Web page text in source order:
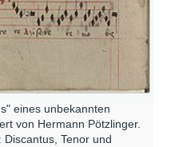
eines unbekannten
von Hermann Pötzlinger.
Tenor und